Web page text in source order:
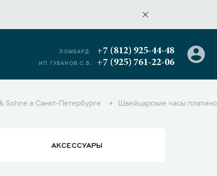
ЛОМБАРД: +7 (812) 925-44-48
ИП ГУБАНОВ С.В.: +7 (925) 761-22-06
Sohne в Санкт-Петербурге Швейцарские часы
АКСЕССУАРЫ